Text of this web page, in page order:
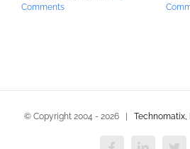
Comments
© Copyright 2004 - 2026 | Technomatix,